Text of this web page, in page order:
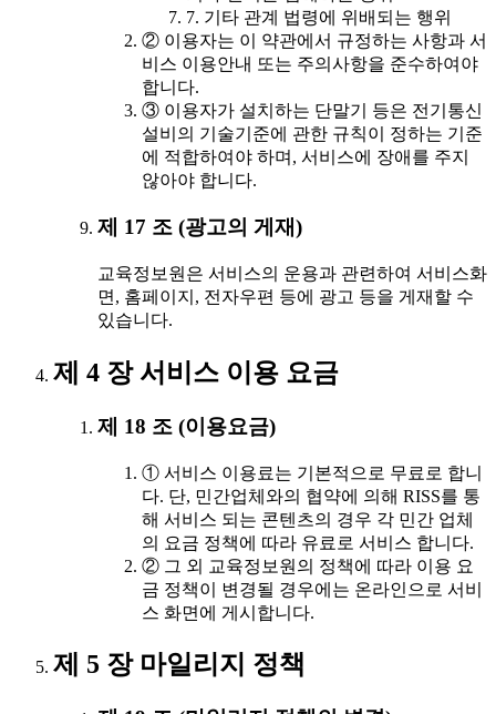
7. 기타 관계 법령에 위배되는 행위
② 이용자는 이 약관에서 규정하는 사항과 서
비스 이용안내 또는 주의사항을 준수하여야
합니다.
③ 이용자가 설치하는 단말기 등은 전기통신
설비의 기술기준에 관한 규칙이 정하는 기준
에 적합하여야 하며, 서비스에 장애를 주지
않아야 합니다.
제 17 조 (광고의 게재)
교육정보원은 서비스의 운용과 관련하여 서비스화
면, 홈페이지, 전자우편 등에 광고 등을 게재할 수
있습니다.
제 4 장 서비스 이용 요금
제 18 조 (이용요금)
① 서비스 이용료는 기본적으로 무료로 합니
다. 단, 민간업체와의 협약에 의해 RISS를 통
해 서비스 되는 콘텐츠의 경우 각 민간 업체
의 요금 정책에 따라 유료로 서비스 합니다.
② 그 외 교육정보원의 정책에 따라 이용 요
금 정책이 변경될 경우에는 온라인으로 서비
스 화면에 게시합니다.
제 5 장 마일리지 정책